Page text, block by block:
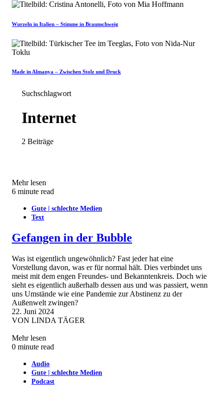
Wurzeln in Italien – Stimme in Braunschweig
Made in Almanya – Zwischen Stolz und Druck
Suchschlagwort
Internet
2 Beiträge
Mehr lesen
6 minute read
Gute | schlechte Medien
Text
Gefangen in der Bubble
Was ist eigentlich ungewöhnlich? Fast jeder hat eine
Vorstellung davon, was er für normal hält. Dies verbindet uns
meist mit dem engen Freundes- und Bekanntenkreis. Doch wie
sieht es eigentlich außerhalb dessen aus und was passiert, wenn
uns Umstände wie eine Pandemie zur Abstinenz zu der
Außenwelt zwingen?
22. Juni 2024
VON LINDA TÄGER
Mehr lesen
0 minute read
Audio
Gute | schlechte Medien
Podcast